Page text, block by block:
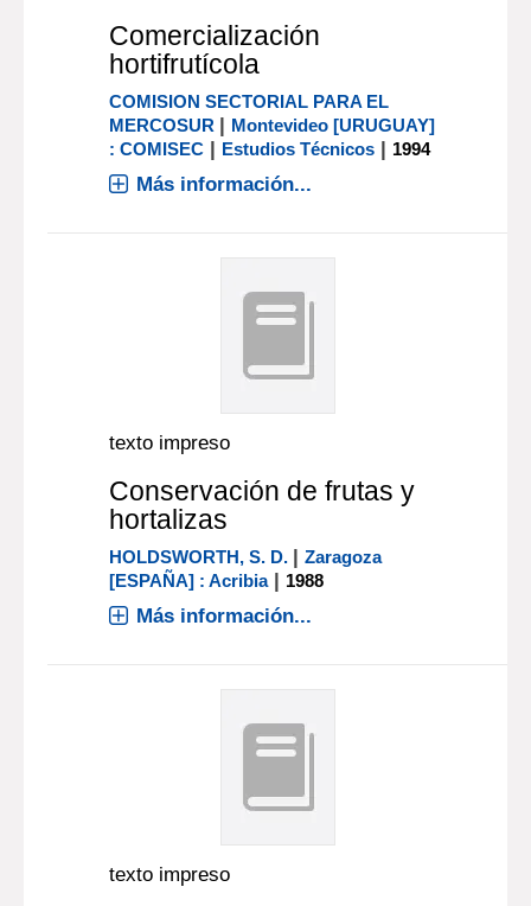
Comercialización
hortifrutícola
COMISION SECTORIAL PARA EL
MERCOSUR | Montevideo [URUGUAY]
: COMISEC | Estudios Técnicos | 1994
Más información...
texto impreso
Conservación de frutas y
hortalizas
HOLDSWORTH, S. D. |Zaragoza
[ESPAÑA] : Acribia| 1988
Más información...
texto impreso